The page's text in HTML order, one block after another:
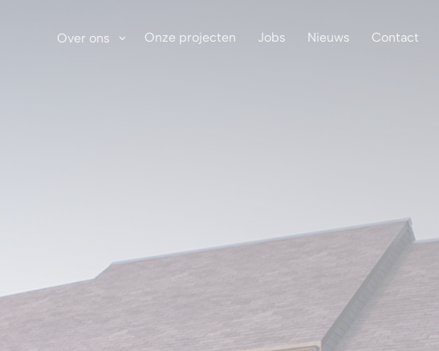
Over ons Onze projecten Jobs Nieuws Contact